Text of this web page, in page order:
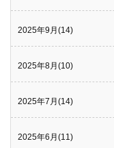
2025年9月(14)
2025年8月(10)
2025年7月(14)
2025年6月(11)